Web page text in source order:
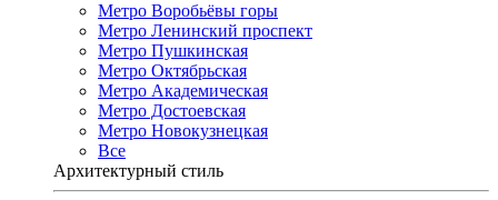
Метро Воробьёвы горы
Метро Ленинский проспект
Метро Пушкинская
Метро Октябрьская
Метро Академическая
Метро Достоевская
Метро Новокузнецкая
Все
Архитектурный стиль